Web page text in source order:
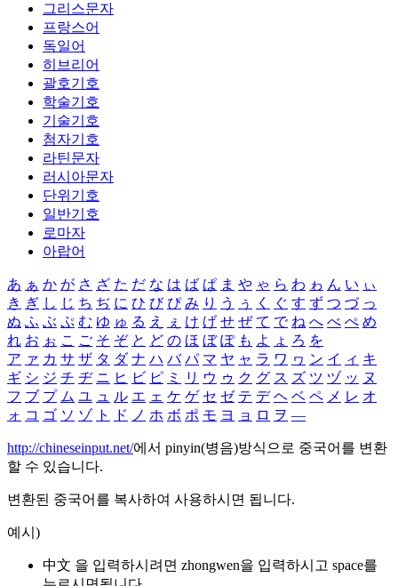
그리스문자
프랑스어
독일어
히브리어
괄호기호
학술기호
기술기호
첨자기호
라틴문자
러시아문자
단위기호
일반기호
로마자
아랍어
あ ぁ か が さ ざ た だ な は ば ぱ ま や ゃ ら わ ゎ ん い ぃ
き ぎ し じ ち ぢ に ひ び ぴ み り う ぅ く ぐ す ず つ づ っ
ぬ ふ ぶ ぷ む ゆ ゅ る え ぇ け げ せ ぜ て で ね へ べ ぺ め
れ お ぉ こ ご そ ぞ と ど の ほ ぼ ぽ も よ ょ ろ を
ア ァ カ サ ザ タ ダ ナ ハ バ パ マ ヤ ャ ラ ワ ヮ ン イ ィ キ
ギ シ ジ チ ヂ ニ ヒ ビ ピ ミ リ ウ ゥ ク グ ス ズ ツ ヅ ッ ヌ
フ ブ プ ム ユ ュ ル エ ェ ケ ゲ セ ゼ テ デ ヘ ベ ペ メ レ オ
ォ コ ゴ ソ ゾ ト ド ノ ホ ボ ポ モ ヨ ョ ロ ヲ ―
http://chineseinput.net/에서 pinyin(병음)방식으로 중국어를 변환
할 수 있습니다.
변환된 중국어를 복사하여 사용하시면 됩니다.
예시)
中文 을 입력하시려면 zhongwen을 입력하시고 space를